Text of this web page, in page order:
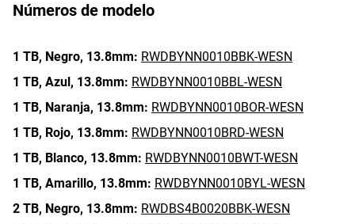
Números de modelo
1 TB, Negro, 13.8mm: RWDBYNN0010BBK-WESN
1 TB, Azul, 13.8mm: RWDBYNN0010BBL-WESN
1 TB, Naranja, 13.8mm: RWDBYNN0010BOR-WESN
1 TB, Rojo, 13.8mm: RWDBYNN0010BRD-WESN
1 TB, Blanco, 13.8mm: RWDBYNN0010BWT-WESN
1 TB, Amarillo, 13.8mm: RWDBYNN0010BYL-WESN
2 TB, Negro, 13.8mm: RWDBS4B0020BBK-WESN